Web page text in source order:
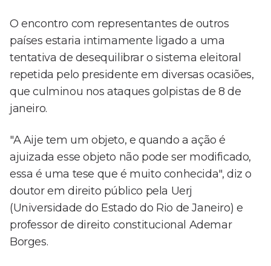
O encontro com representantes de outros
países estaria intimamente ligado a uma
tentativa de desequilibrar o sistema eleitoral
repetida pelo presidente em diversas ocasiões,
que culminou nos ataques golpistas de 8 de
janeiro.
"A Aije tem um objeto, e quando a ação é
ajuizada esse objeto não pode ser modificado,
essa é uma tese que é muito conhecida", diz o
doutor em direito público pela Uerj
(Universidade do Estado do Rio de Janeiro) e
professor de direito constitucional Ademar
Borges.